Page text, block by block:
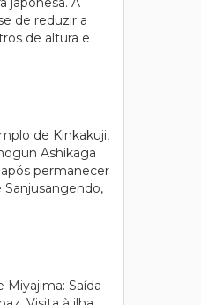
de reduzir a
de altura e
de Kinkakuji,
Ashikaga
permanecer
Sanjusangendo,
Saída